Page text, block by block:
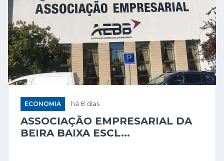
ECONOMIA há 8 dias
ASSOCIAÇÃO EMPRESARIAL DA
BEIRA BAIXA ESCL...